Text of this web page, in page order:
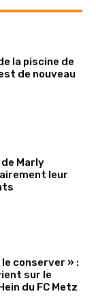
la piscine de
de nouveau
Marly
leur
conserver » :
sur le
du FC Metz